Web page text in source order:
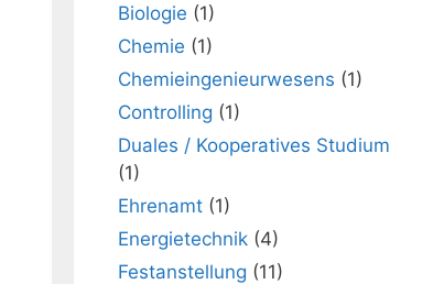
Biologie (1)
Chemie (1)
Chemieingenieurwesens (1)
Controlling (1)
Duales / Kooperatives Studium
(1)
Ehrenamt (1)
Energietechnik (4)
Festanstellung (11)